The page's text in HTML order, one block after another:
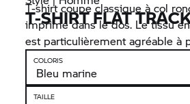
T-SHIRT FLAT
T-shirt coupe classique à col
imprimé dans le dos. Le tissu
est particulièrement agréable à
COLORIS
TAILLE